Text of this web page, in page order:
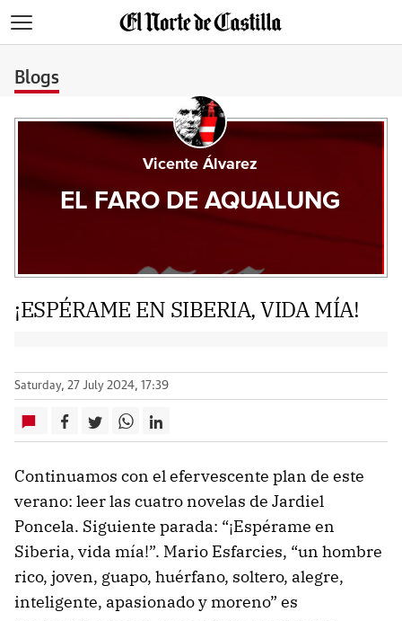
Blogs
Vicente Álvarez
EL FARO DE AQUALUNG
¡ESPÉRAME EN SIBERIA, VIDA MÍA!
Saturday, 27 July 2024, 17:39
Continuamos con el efervescente plan de este
verano: leer las cuatro novelas de Jardiel
Poncela. Siguiente parada: “¡Espérame en
Siberia, vida mía!”. Mario Esfarcies, “un hombre
rico, joven, guapo, huérfano, soltero, alegre,
inteligente, apasionado y moreno” es